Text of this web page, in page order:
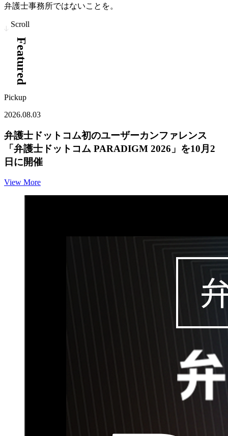
弁護士事務所ではないことを。
Scroll
Featured
Pickup
2026.08.03
弁護士ドットコム初のユーザーカンファレンス
「弁護士ドットコム PARADIGM 2026」を10月2
日に開催
View More